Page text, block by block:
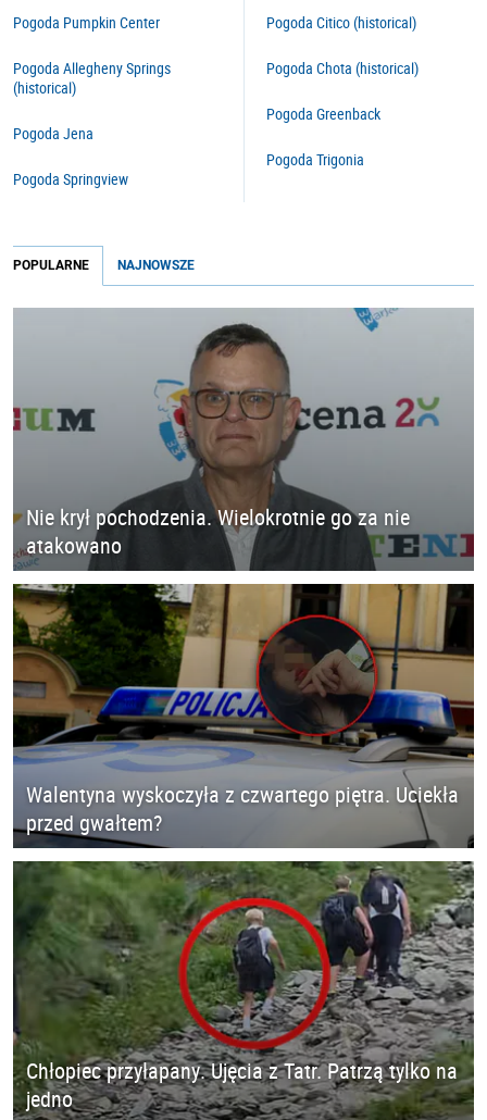
Pogoda Pumpkin Center
Pogoda Allegheny Springs
(historical)
Pogoda Jena
Pogoda Springview
Pogoda Citico (historical)
Pogoda Chota (historical)
Pogoda Greenback
Pogoda Trigonia
POPULARNE NAJNOWSZE
Nie krył pochodzenia. Wielokrotnie go za nie
atakowano
Walentyna wyskoczyła z czwartego piętra. Uciekła
przed gwałtem?
Chłopiec przyłapany. Ujęcia z Tatr. Patrzą tylko na
jedno